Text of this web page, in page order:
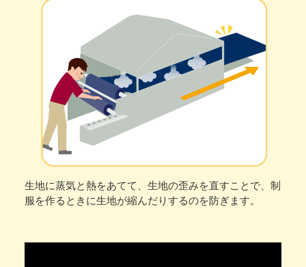
生地に蒸気と熱をあてて、生地の歪みを直すことで、制
服を作るときに生地が縮んだりするのを防ぎます。